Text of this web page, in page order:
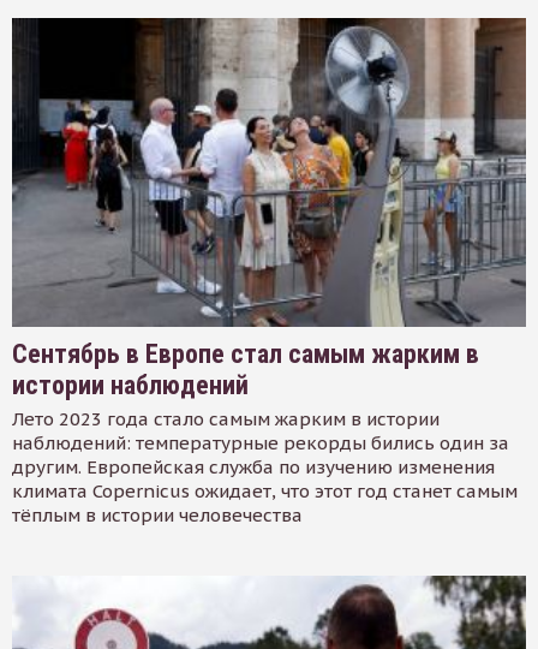
Сентябрь в Европе стал самым жарким в
истории наблюдений
Лето 2023 года стало самым жарким в истории
наблюдений: температурные рекорды бились один за
другим. Европейская служба по изучению изменения
климата Copernicus ожидает, что этот год станет самым
тёплым в истории человечества